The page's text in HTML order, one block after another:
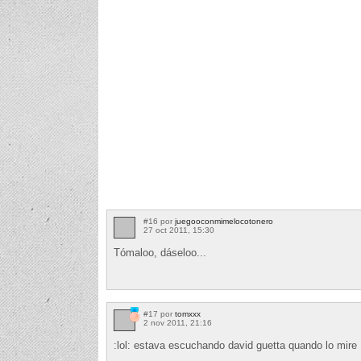
#16 por juegooconmimelocotonero
27 oct 2011, 15:30
Tómaloo, dáseloo...
#17 por tomxxx
2 nov 2011, 21:16
:lol: estava escuchando david guetta quando lo mire